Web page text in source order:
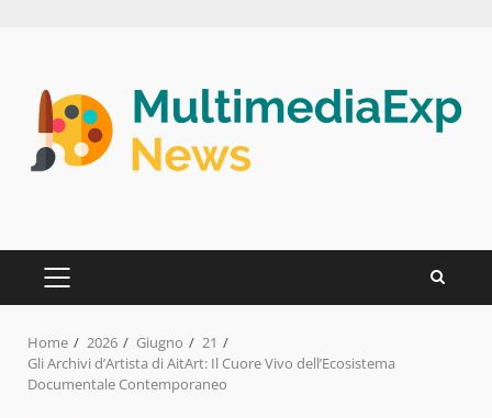
content
PRIMARY
MENU
Home 2026 Giugno
21
Gli Archivi d’Artista di AitArt: Il Cuore Vivo dell’Ecosistema
Documentale Contemporaneo